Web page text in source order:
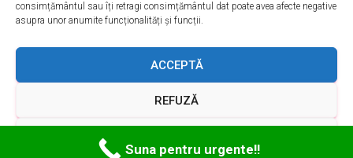
consimțământul sau îți retragi consimțământul dat poate avea afecte negative
asupra unor anumite funcționalități și funcții.
ACCEPTĂ
REFUZĂ
DESPRE NOI SERVICII
GDPR TERMENI ȘI CONDIȚII
Hestia | Proiectată de
Suna pentru urgente!!